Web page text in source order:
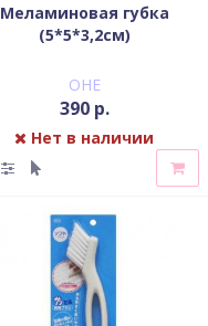
Меламиновая губка
(5*5*3,2см)
OHE
390 р.
Нет в наличии